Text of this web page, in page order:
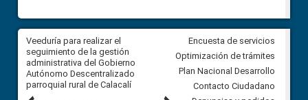
Veeduría para realizar el
seguimiento de la gestión
administrativa del Gobierno
Autónomo Descentralizado
parroquial rural de Calacalí
Veeduría para vigilar los
derivados de la Audiencia
comunidad Urbina, parroquia
Carolina
Encuesta de servicios
Optimización de trámites
Plan Nacional Desarrollo
Contacto Ciudadano